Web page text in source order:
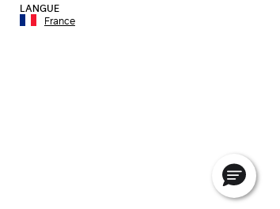
LANGUE
France